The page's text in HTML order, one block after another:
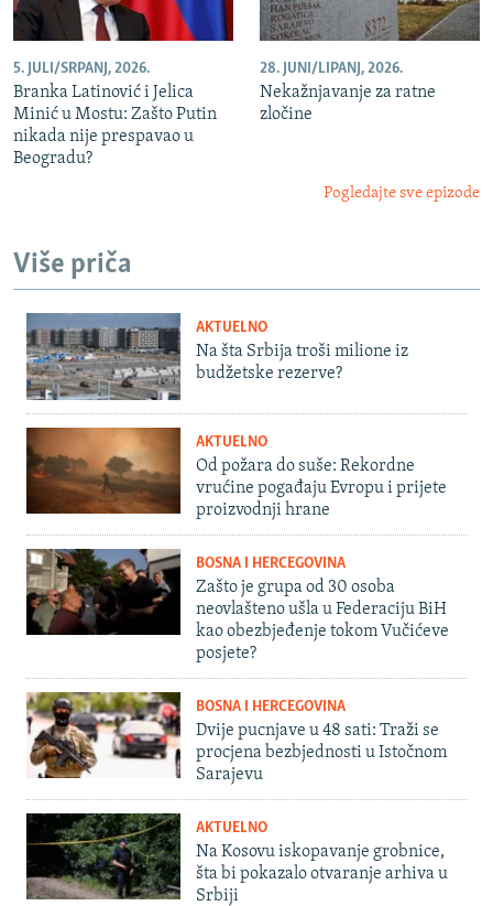
5. JULI/SRPANJ, 2026.
Branka Latinović i Jelica
Minić u Mostu: Zašto Putin
nikada nije prespavao u
Beogradu?
28. JUNI/LIPANJ, 2026.
Nekažnjavanje za ratne
zločine
Pogledajte sve epizode
Više priča
AKTUELNO
Na šta Srbija troši milione iz
budžetske rezerve?
AKTUELNO
Od požara do suše: Rekordne
vrućine pogađaju Evropu i prijete
proizvodnji hrane
BOSNA I HERCEGOVINA
Zašto je grupa od 30 osoba
neovlašteno ušla u Federaciju BiH
kao obezbjeđenje tokom Vučićeve
posjete?
BOSNA I HERCEGOVINA
Dvije pucnjave u 48 sati: Traži se
procjena bezbjednosti u Istočnom
Sarajevu
AKTUELNO
Na Kosovu iskopavanje grobnice,
šta bi pokazalo otvaranje arhiva u
Srbiji